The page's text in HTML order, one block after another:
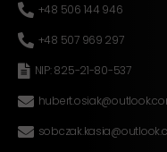
+48 506 144 946
+48 507 969 297
NIP: 825-21-80-537